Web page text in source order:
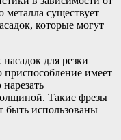
металла существует
которые могут
для резки
приспособление имеет
Такие фрезы
быть использованы